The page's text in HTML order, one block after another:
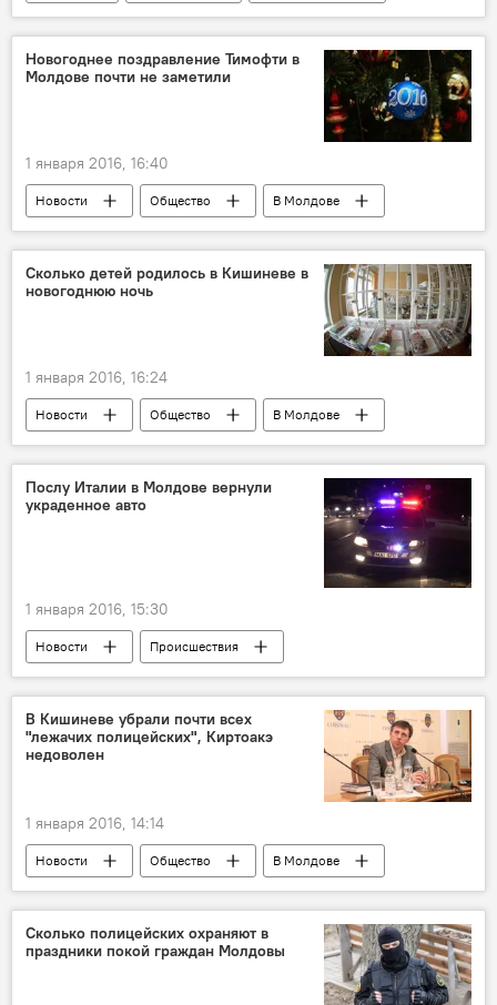
В Молдове
Республика Молдова
Оргеев
салют
Новый год
Новый год и Рождество в Молдове 2021
Новогоднее поздравление Тимофти в
Молдове почти не заметили
1 января 2016, 16:40
Новости Общество
В Молдове
Республика Молдова
Николай Тимофти
обращение
Новый год и Рождество в Молдове 2021
Сколько детей родилось в Кишиневе в
новогоднюю ночь
1 января 2016, 16:24
Новости Общество
В Молдове
Кишинев
дети
Новый год
роддом
Новый год и Рождество в Молдове 2021
Послу Италии в Молдове вернули
украденное авто
1 января 2016, 15:30
Новости
Происшествия
В Молдове
Кишинев
Республика Молдова
полиция
автомобиль
В Кишиневе убрали почти всех
"лежачих полицейских", Киртоакэ
недоволен
1 января 2016, 14:14
Новости Общество
В Молдове
Кишинев
Республика Молдова
Дорин Киртоакэ
Exdrupo
дороги
лежачие полицейские
Сколько полицейских охраняют в
праздники покой граждан Молдовы